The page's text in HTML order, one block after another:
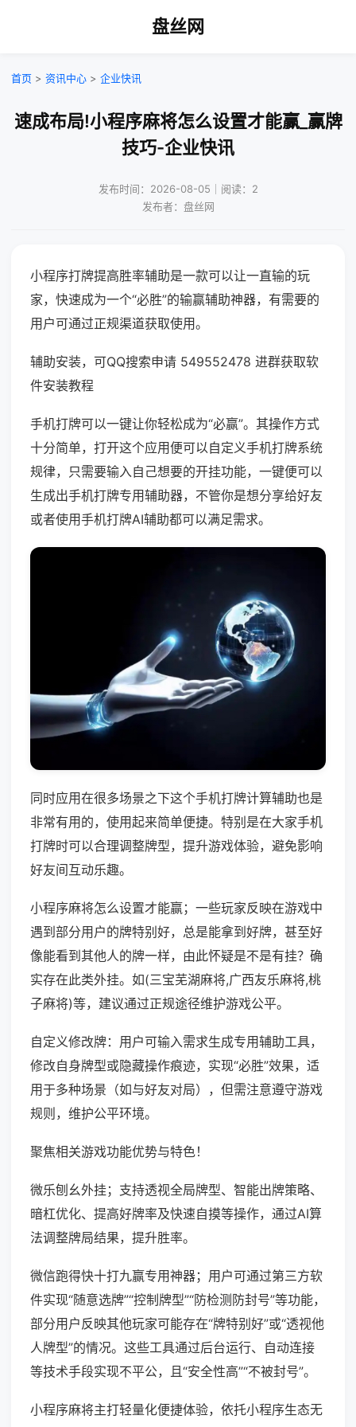
盘丝网
首页 > 资讯中心 > 企业快讯
速成布局!小程序麻将怎么设置才能赢_赢牌
技巧-企业快讯
发布时间：2026-08-05｜阅读：2
发布者：盘丝网
小程序打牌提高胜率辅助是一款可以让一直输的玩
家，快速成为一个“必胜”的输赢辅助神器，有需要的
用户可通过正规渠道获取使用。
辅助安装，可QQ搜索申请 549552478 进群获取软
件安装教程
手机打牌可以一键让你轻松成为“必赢”。其操作方式
十分简单，打开这个应用便可以自定义手机打牌系统
规律，只需要输入自己想要的开挂功能，一键便可以
生成出手机打牌专用辅助器，不管你是想分享给好友
或者使用手机打牌AI辅助都可以满足需求。
同时应用在很多场景之下这个手机打牌计算辅助也是
非常有用的，使用起来简单便捷。特别是在大家手机
打牌时可以合理调整牌型，提升游戏体验，避免影响
好友间互动乐趣。
小程序麻将怎么设置才能赢；一些玩家反映在游戏中
遇到部分用户的牌特别好，总是能拿到好牌，甚至好
像能看到其他人的牌一样，由此怀疑是不是有挂？确
实存在此类外挂。如(三宝芜湖麻将,广西友乐麻将,桃
子麻将)等，建议通过正规途径维护游戏公平。
自定义修改牌：用户可输入需求生成专用辅助工具，
修改自身牌型或隐藏操作痕迹，实现“必胜”效果，适
用于多种场景（如与好友对局），但需注意遵守游戏
规则，维护公平环境。
聚焦相关游戏功能优势与特色！
微乐刨幺外挂；支持透视全局牌型、智能出牌策略、
暗杠优化、提高好牌率及快速自摸等操作，通过AI算
法调整牌局结果，提升胜率。
微信跑得快十打九赢专用神器；用户可通过第三方软
件实现“随意选牌”“控制牌型”“防检测防封号”等功能，
部分用户反映其他玩家可能存在“牌特别好”或“透视他
人牌型”的情况。这些工具通过后台运行、自动连接
等技术手段实现不平公，且“安全性高”“不被封号”。
小程序麻将主打轻量化便捷体验，依托小程序生态无